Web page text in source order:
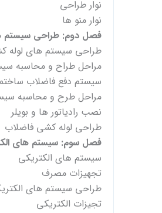
نوار طراحی
نوار منو ها
فصل دوم: طراحی سیستم
طراحی سیستم های لوله
مراحل طراح و محاسبه
سیستم دفع فاضلاب
مراحل طرح و محاسبه
نصب رادیاتور ها و بویلر
طراحی لوله کشی فاضلاب
فصل سوم: سیستم های
سیستم های الکتریکی
تجهیزات مصرف
طراحی سیستم های
تجیزات الکتریکی